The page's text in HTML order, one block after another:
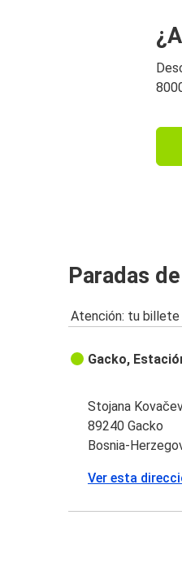
Paradas
Atención: tu billete
Gacko,
Stojana
89240 Gacko
Bosnia-
Ver esta